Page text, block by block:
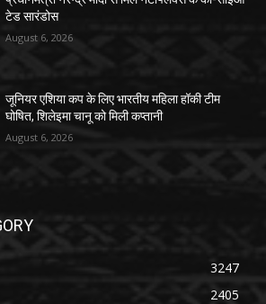
टेड सारंडोस
August 6, 2026
जूनियर एशिया कप के लिए भारतीय महिला हॉकी टीम
घोषित, शिलेइमा चानू को मिली कप्तानी
August 6, 2026
3247
2405